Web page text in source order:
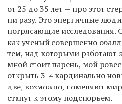
от 25 до 35 лет — про этот
ни разу. Это энергичные
потрясающие исследования.
как ученый совершенно
тем, над которыми работают
мной стоит парень, мой
открыть 3-4 кардинально
две, возможно, поменяют
станут к этому подспорьем.